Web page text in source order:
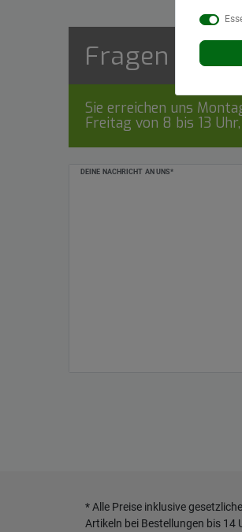
Fragen
Sie erreichen uns
Freitag von 8 bis 13
DEINE NACHRICHT AN UNS*
* Alle Preise inklusive
Artikeln bei Bestellungen bis 14